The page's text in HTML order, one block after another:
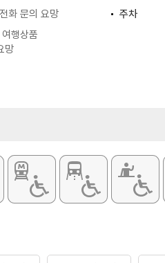
화 문의 요망 주차
행상품
망